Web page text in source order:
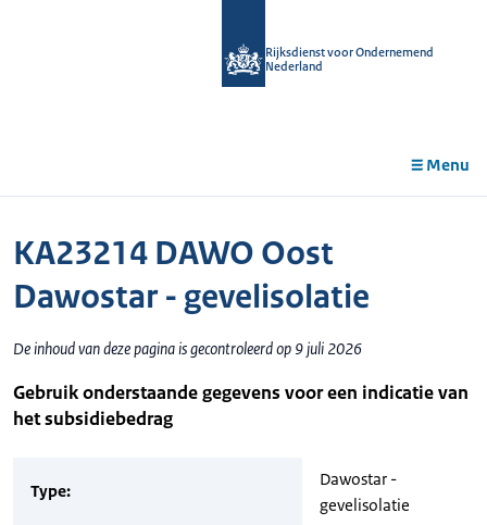
Rijksdienst voor Ondernemend
Nederland
Menu
KA23214 DAWO Oost
Dawostar - gevelisolatie
De inhoud van deze pagina is gecontroleerd op 9 juli 2026
Gebruik onderstaande gegevens voor een indicatie van
het subsidiebedrag
Type:
Dawostar -
gevelisolatie